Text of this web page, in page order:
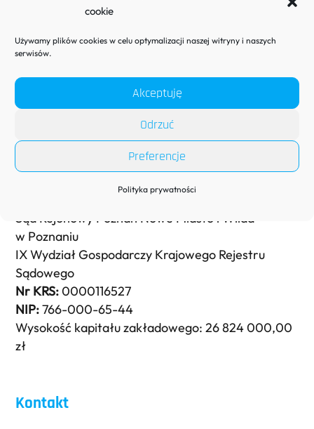
cookie
Używamy plików cookies w celu optymalizacji naszej witryny i naszych
serwisów.
Akceptuję
Odrzuć
Preferencje
Polityka prywatności
To
Dane adresowe
AQUABELLIS Sp. z o.o.
ul. Lipowa 55
Sąd Rejonowy Poznań Nowe Miasto i Wilda
w Poznaniu
IX Wydział Gospodarczy Krajowego Rejestru
Sądowego
Nr KRS:0000116527
NIP:766-000-65-44
Wysokość kapitału zakładowego: 26 824 000,00
zł
Kontakt